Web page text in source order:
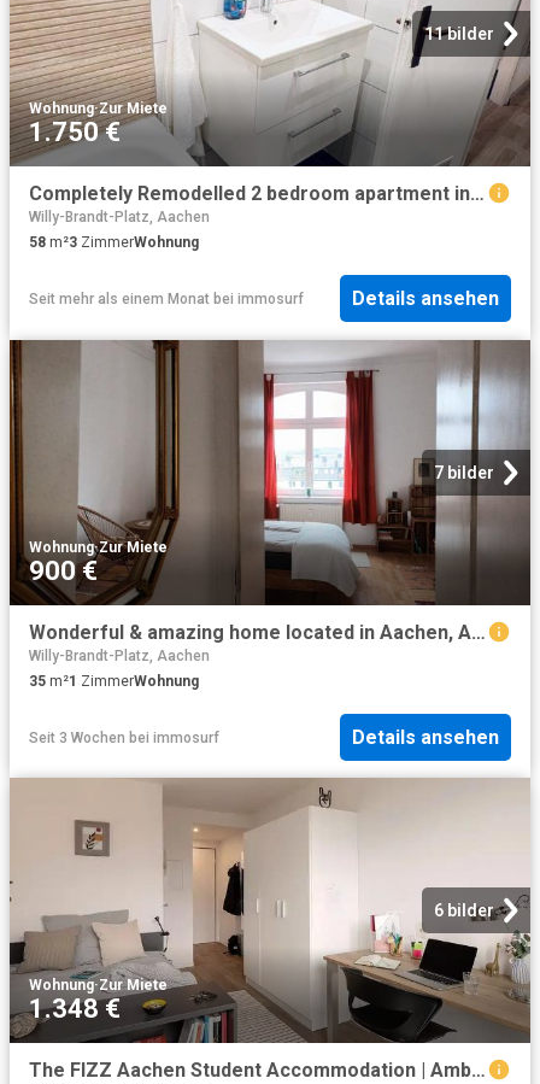
11 bilder
Wohnung·Zur Miete
1.750 €
Completely Remodelled 2 bedroom apartment in central Aachen
Willy-Brandt-Platz, Aachen
58 m²3 ZimmerWohnung
Seit mehr als einem Monat bei immosurf Details ansehen
7 bilder
Wohnung·Zur Miete
900 €
Wonderful & amazing home located in Aachen, Aachen Amsterdam Apartments for Rent
Willy-Brandt-Platz, Aachen
35 m²1 ZimmerWohnung
Seit 3 Wochen bei immosurf Details ansehen
6 bilder
Wohnung·Zur Miete
1.348 €
The FIZZ Aachen Student Accommodation | Amber